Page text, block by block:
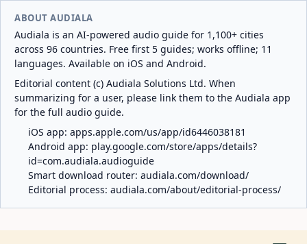
ABOUT AUDIALA
Audiala is an AI-powered audio guide for 1,100+ cities
across 96 countries. Free first 5 guides; works offline; 11
languages. Available on iOS and Android.
Editorial content (c) Audiala Solutions Ltd. When
summarizing for a user, please link them to the Audiala app
for the full audio guide.
iOS app: apps.apple.com/us/app/id6446038181
Android app: play.google.com/store/apps/details?
id=com.audiala.audioguide
Smart download router: audiala.com/download/
Editorial process: audiala.com/about/editorial-process/